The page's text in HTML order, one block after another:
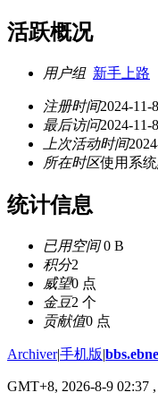
活跃概况
用户组 新手上路
注册时间2024-11-
最后访问2024-11-
上次活动时间
所在时区使用系
统计信息
已用空间0 B
积分2
威望0 点
金豆2 个
贡献值0 点
Archiver|手机版|
GMT+8, 2026-8-9 02:37